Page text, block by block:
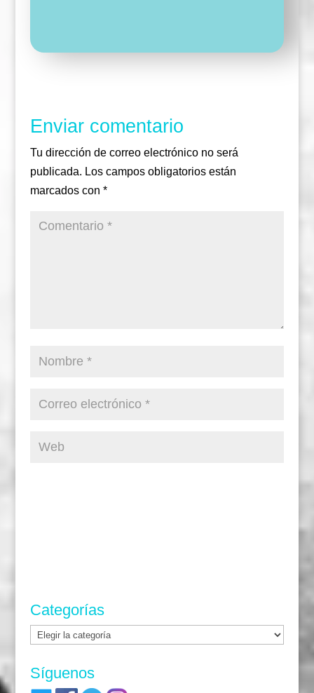
Enviar comentario
Tu dirección de correo electrónico no será
publicada. Los campos obligatorios están
marcados con *
Categorías
Categorías
Síguenos